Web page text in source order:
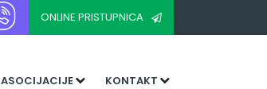
ONLINE PRISTUPNICA
ASOCIJACIJE KONTAKT